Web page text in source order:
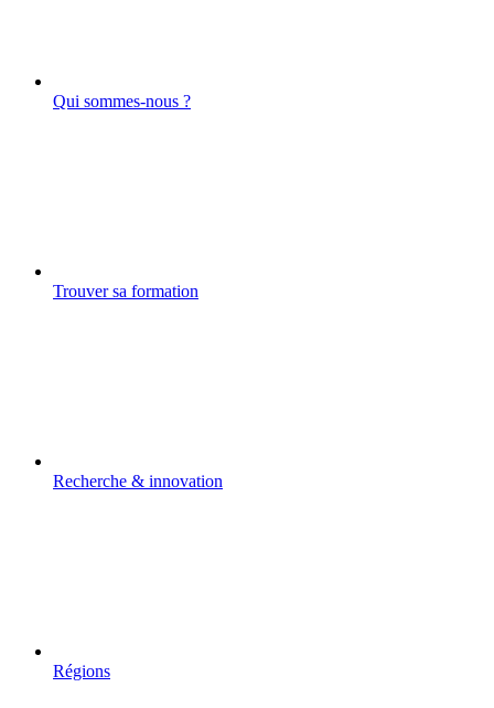
Qui sommes-nous ?
Trouver sa formation
Recherche & innovation
Régions